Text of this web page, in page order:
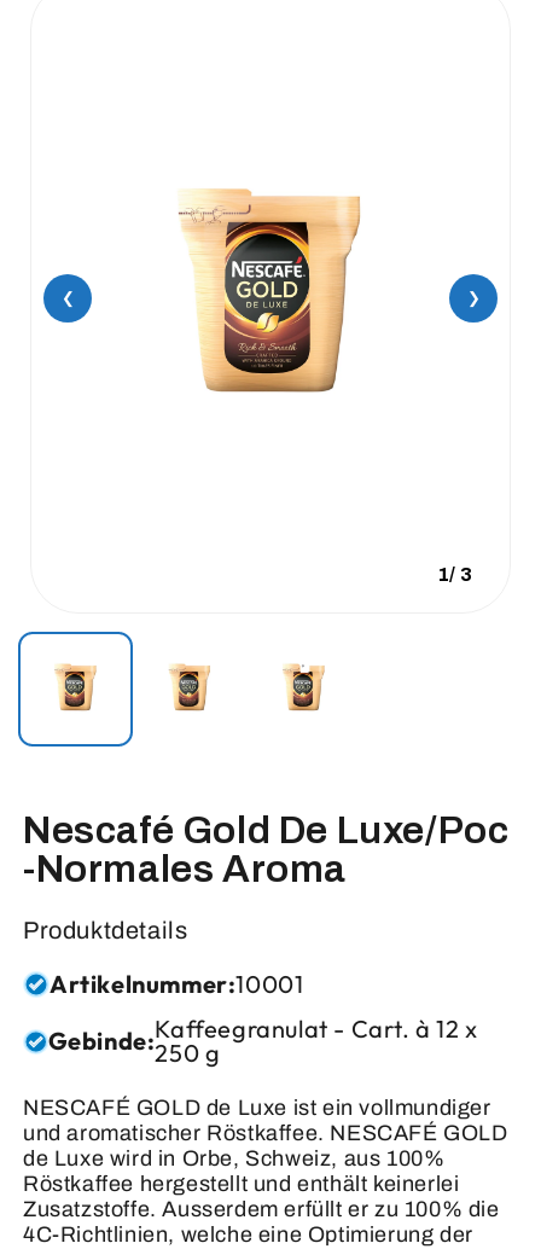
❮ ❯
1/ 3
Nescafé Gold De Luxe/Poc
-Normales Aroma
Produktdetails
Artikelnummer:10001
Gebinde:Kaffeegranulat - Cart. à 12 x
250 g
NESCAFÉ GOLD de Luxe ist ein vollmundiger
und aromatischer Röstkaffee. NESCAFÉ GOLD
de Luxe wird in Orbe, Schweiz, aus 100%
Röstkaffee hergestellt und enthält keinerlei
Zusatzstoffe. Ausserdem erfüllt er zu 100% die
4C-Richtlinien, welche eine Optimierung der